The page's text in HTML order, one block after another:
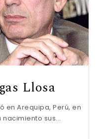
Llosa
en Arequipa, Perú, en
nacimiento sus...